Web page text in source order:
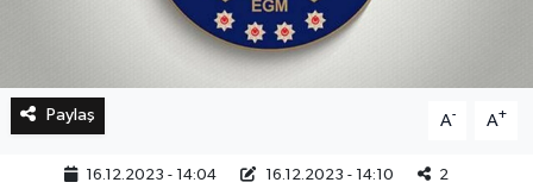
Paylaş A- A+
16.12.2023 - 14:04 16.12.2023 - 14:10 2